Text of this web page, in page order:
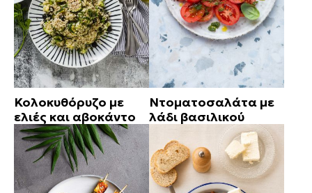
Κολοκυθόρυζο με
ελιές και αβοκάντο
Ντοματοσαλάτα με
λάδι βασιλικού